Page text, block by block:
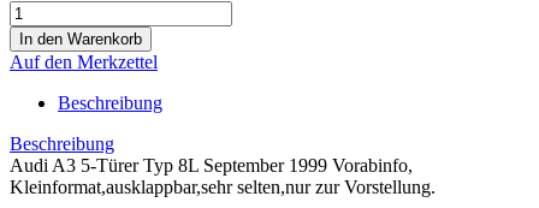
Auf den Merkzettel
Beschreibung
Beschreibung
Audi A3 5-Türer Typ 8L September 1999 Vorabinfo,
Kleinformat,ausklappbar,sehr selten,nur zur Vorstellung.